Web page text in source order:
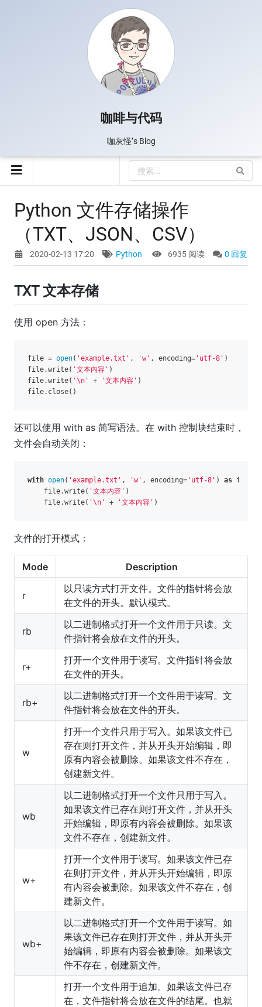
咖啡与代码
咖灰怪’s Blog
Python 文件存储操作
（TXT、JSON、CSV）
2020-02-13 17:20 Python 6935 阅读 0 回复
TXT 文本存储
使用 open 方法：
file = open( 'example.txt' , 'w' , encoding='utf-8' )
file.write( '文本内容' )
file.write( '\n' + '文本内容' )
还可以使用 with as 简写语法。在 with 控制块结束时，
文件会自动关闭：
with open( 'example.txt' , 'w' , encoding='utf-8' ) as file:
    file.write(
'文本内容' )
    file.write(
'\n' + '文本内容'
文件的打开模式：
Mode Description
r
以只读方式打开文件。文件的指针将会放
在文件的开头。默认模式。
rb
以二进制格式打开一个文件用于只读。文
件指针将会放在文件的开头。
r+
打开一个文件用于读写。文件指针将会放
在文件的开头。
rb+
以二进制格式打开一个文件用于读写。文
件指针将会放在文件的开头。
w
打开一个文件只用于写入。如果该文件已
存在则打开文件，并从开头开始编辑，即
原有内容会被删除。如果该文件不存在，
创建新文件。
wb
以二进制格式打开一个文件只用于写入。
如果该文件已存在则打开文件，并从开头
开始编辑，即原有内容会被删除。如果该
文件不存在，创建新文件。
w+
打开一个文件用于读写。如果该文件已存
在则打开文件，并从开头开始编辑，即原
有内容会被删除。如果该文件不存在，创
建新文件。
wb+
以二进制格式打开一个文件用于读写。如
果该文件已存在则打开文件，并从开头开
始编辑，即原有内容会被删除。如果该文
件不存在，创建新文件。
打开一个文件用于追加。如果该文件已存
在，文件指针将会放在文件的结尾。也就